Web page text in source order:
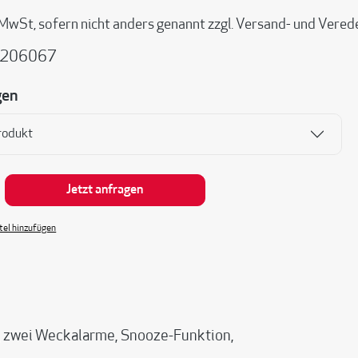
sofern nicht anders genannt zzgl. Versand- und
206067
Gib den gewünschten Wert ein oder
Jetzt anfragen
hinzufügen
Weckalarme, Snooze-Funktion,